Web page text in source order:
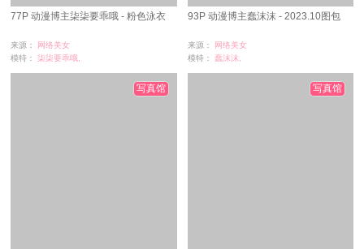
77P 动漫博主柒柒要乖哦 - 粉色泳衣
来源：
网络美女
模特：
柒柒要乖哦,
93P 动漫博主蠢沫沫 - 2023.10图包
来源：
网络美女
模特：
蠢沫沫,
写真馆 写真馆